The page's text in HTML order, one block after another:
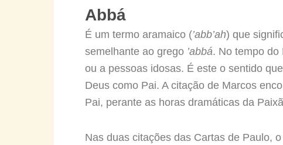
Abbá
É um termo aramaico (’abb’ah) que
semelhante ao grego ’abbá. No tempo do
ou a pessoas idosas. É este o sentido
Deus como Pai. A citação de Marcos
Pai, perante as horas dramáticas da
Nas duas citações das Cartas de Paulo, o